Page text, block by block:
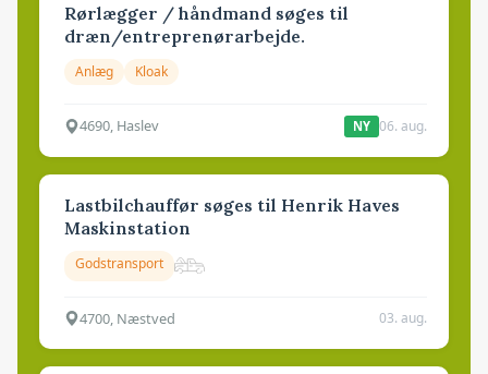
Rørlægger / håndmand søges til
dræn/entreprenørarbejde.
Anlæg Kloak
4690, Haslev NY 06. aug.
Lastbilchauffør søges til Henrik Haves
Maskinstation
Godstransport
4700, Næstved 03. aug.